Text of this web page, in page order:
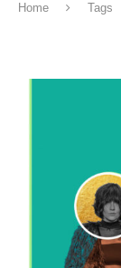
Home Tags